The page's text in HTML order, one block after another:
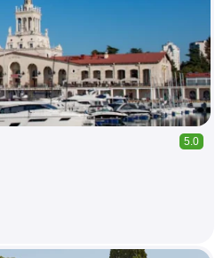
5.0